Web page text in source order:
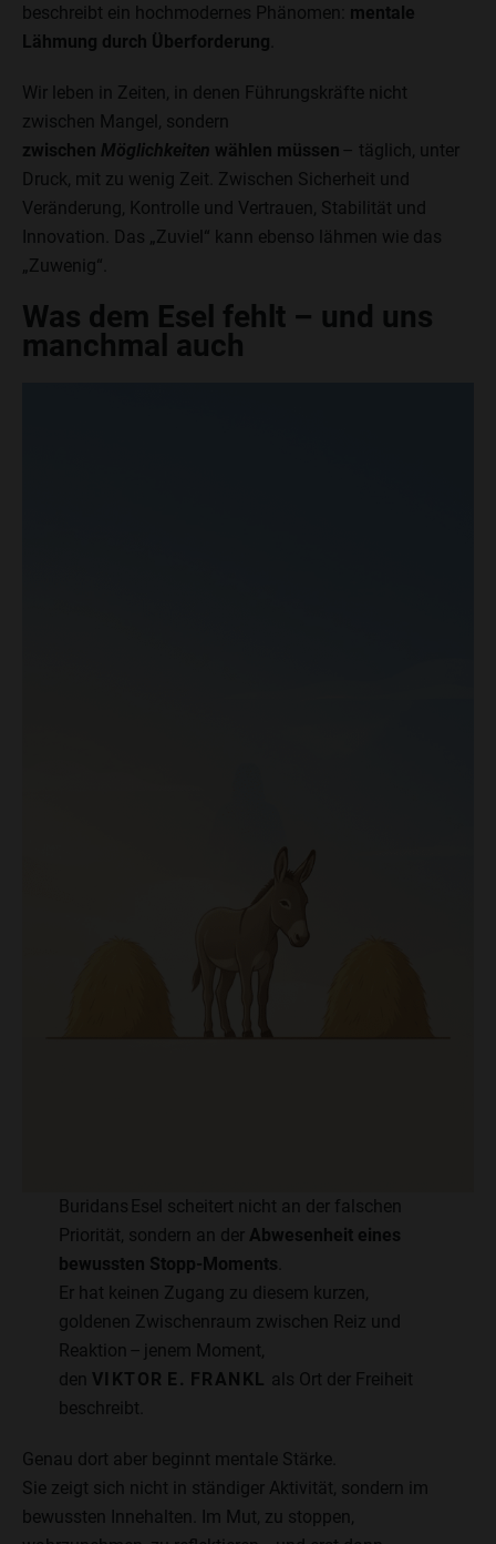
beschreibt ein hochmodernes Phänomen: mentale
Lähmung durch Überforderung
Wir leben in Zeiten, in denen Führungskräfte nicht
zwischen Mangel, sondern
zwischen Möglichkeiten wählen müssen – täglich, unter
Druck, mit zu wenig Zeit. Zwischen Sicherheit und
Veränderung, Kontrolle und Vertrauen, Stabilität und
Innovation. Das „Zuviel“ kann ebenso lähmen wie das
„Zuwenig“.
Was dem Esel fehlt – und uns
manchmal auch
Buridans Esel scheitert nicht an der falschen
Priorität, sondern an der Abwesenheit eines
bewussten Stopp‑Moments
Er hat keinen Zugang zu diesem kurzen,
goldenen Zwischenraum zwischen Reiz und
Reaktion – jenem Moment,
den VIKTOR E. FRANKL als Ort der Freiheit
beschreibt.
Genau dort aber beginnt mentale Stärke.
Sie zeigt sich nicht in ständiger Aktivität, sondern im
bewussten Innehalten. Im Mut, zu stoppen,